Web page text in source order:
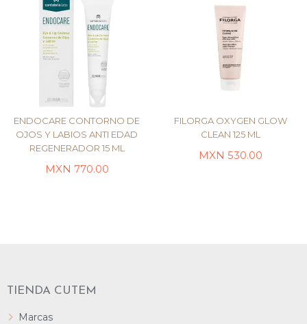
FILORGA OXYGEN GLOW
CLEAN 125 ML
530.00
AÑADIR AL CARRITO
ENDOCARE CONTORNO DE
OJOS Y LABIOS ANTI EDAD
REGENERADOR 15 ML
770.00
TIENDA CUTEM
Marcas